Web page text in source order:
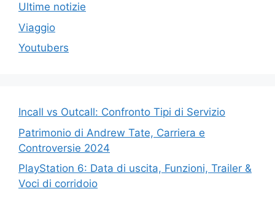
Ultime notizie
Viaggio
Youtubers
Incall vs Outcall: Confronto Tipi di Servizio
Patrimonio di Andrew Tate, Carriera e
Controversie 2024
PlayStation 6: Data di uscita, Funzioni, Trailer &
Voci di corridoio